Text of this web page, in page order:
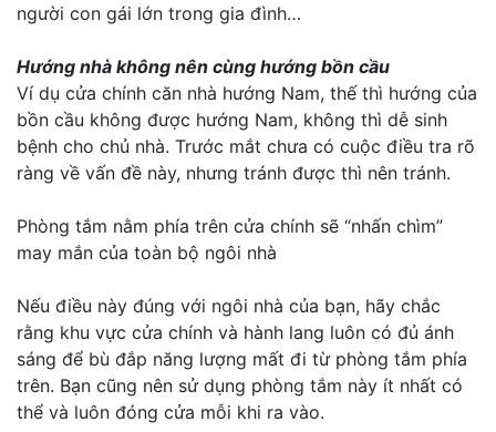
người con gái lớn trong gia đình…
Hướng nhà không nên cùng hướng bồn cầu
Ví dụ cửa chính căn nhà hướng Nam, thế thì hướng của
bồn cầu không được hướng Nam, không thì dễ sinh
bệnh cho chủ nhà. Trước mắt chưa có cuộc điều tra rõ
ràng về vấn đề này, nhưng tránh được thì nên tránh.
Phòng tắm nằm phía trên cửa chính sẽ “nhấn chìm”
may mắn của toàn bộ ngôi nhà
Nếu điều này đúng với ngôi nhà của bạn, hãy chắc
rằng khu vực cửa chính và hành lang luôn có đủ ánh
sáng để bù đắp năng lượng mất đi từ phòng tắm phía
trên. Bạn cũng nên sử dụng phòng tắm này ít nhất có
thể và luôn đóng cửa mỗi khi ra vào.